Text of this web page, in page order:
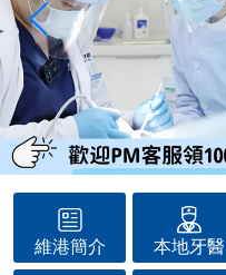
維港簡介 本地牙醫